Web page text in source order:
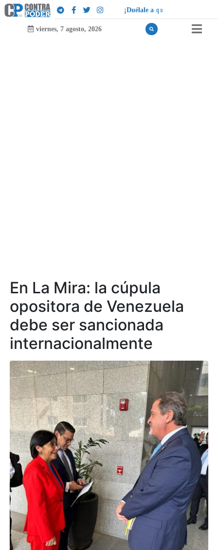
¡Duélale a q u i
viernes, 7 agosto, 2026
En La Mira: la cúpula
opositora de Venezuela
debe ser sancionada
internacionalmente